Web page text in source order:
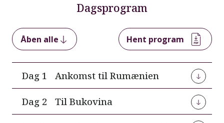
Dagsprogram
Åben alle Hent program
Dag 1 Ankomst til Rumænien
Rumænien. Vores dansktalende rejseleder
Carmen Vele møder os i lufthavnen.
Dag 2 Til Bukovina